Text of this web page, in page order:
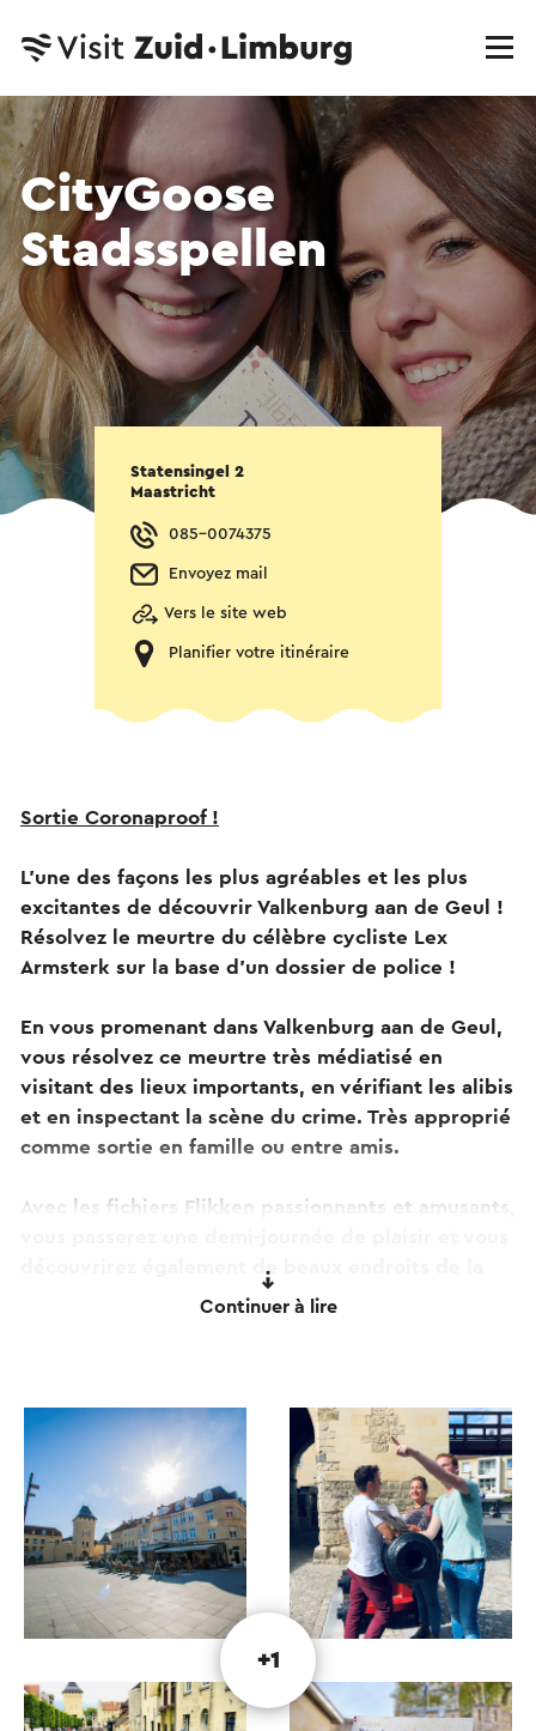
CityGoose
Stadsspellen
Statensingel 2
Maastricht
085-0074375
Envoyez mail
Vers le site web
Planifier votre itinéraire
Sortie Coronaproof !
L'une des façons les plus agréables et les plus
excitantes de découvrir Valkenburg aan de Geul !
Résolvez le meurtre du célèbre cycliste Lex
Armsterk sur la base d'un dossier de police !
En vous promenant dans Valkenburg aan de Geul,
vous résolvez ce meurtre très médiatisé en
visitant des lieux importants, en vérifiant les alibis
et en inspectant la scène du crime. Très approprié
comme sortie en famille ou entre amis.
Avec les fichiers Flikken passionnants et amusants,
découvrirez également de beaux endroits de la
ville. Vous pouvez jouer à cette visite de
Achetez le jeu en ligne (citygoose.nl) ou
directement dans les magasins Visit Zuid-Limburg.
Les jeux CityGoose peuvent également être joués
à Maastricht, Den Bosch, Utrecht, La Haye,
Deventer, Rotterdam, Leiden, Haarlem, Hasselt et
Anvers.
Ce texte a été traduit automatiquement à l'aide d'un service
de traduction en ligne.
Continuer à lire
+1